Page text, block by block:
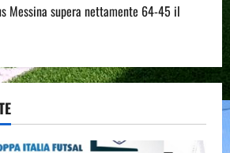
Messina supera nettamente 64-45 il